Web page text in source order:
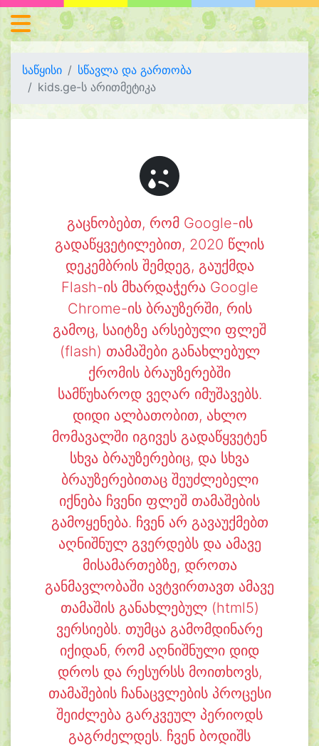
საწყისი
სწავლა და გართობა
kids.ge-ს არითმეტიკა
გაცნობებთ, რომ Google-ის
გადაწყვეტილებით, 2020 წლის
დეკემბრის შემდეგ, გაუქმდა
Flash-ის მხარდაჭერა Google
Chrome-ის ბრაუზერში, რის
გამოც, საიტზე არსებული ფლეშ
(flash) თამაშები განახლებულ
ქრომის ბრაუზერებში
სამწუხაროდ ვეღარ იმუშავებს.
დიდი ალბათობით, ახლო
მომავალში იგივეს გადაწყვეტენ
სხვა ბრაუზერებიც, და სხვა
ბრაუზერებითაც შეუძლებელი
იქნება ჩვენი ფლეშ თამაშების
გამოყენება. ჩვენ არ გავაუქმებთ
აღნიშნულ გვერდებს და ამავე
მისამართებზე, დროთა
განმავლობაში ავტვირთავთ ამავე
თამაშის განახლებულ (html5)
ვერსიებს. თუმცა გამომდინარე
იქიდან, რომ აღნიშნული დიდ
დროს და რესურსს მოითხოვს,
თამაშების ჩანაცვლების პროცესი
შეიძლება გარკვეულ პერიოდს
გაგრძელდეს. ჩვენ ბოდიშს